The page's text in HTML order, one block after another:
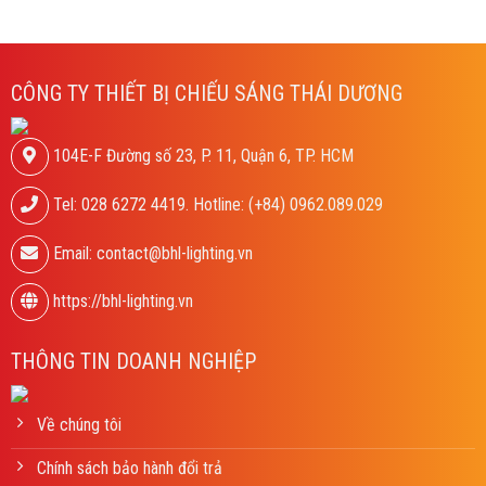
CÔNG TY THIẾT BỊ CHIẾU SÁNG THÁI DƯƠNG
104E-F Đường số 23, P. 11, Quận 6, TP. HCM
Tel: 028 6272 4419. Hotline: (+84) 0962.089.029
Email: contact@bhl-lighting.vn
https://bhl-lighting.vn
THÔNG TIN DOANH NGHIỆP
Về chúng tôi
Chính sách bảo hành đổi trả